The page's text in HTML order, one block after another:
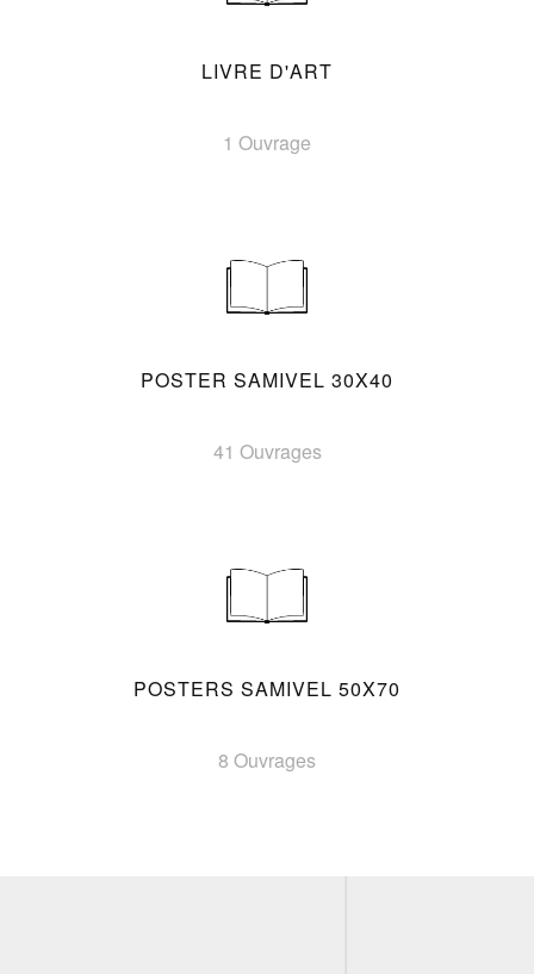
LIVRE D'ART
1 Ouvrage
POSTER SAMIVEL 30X40
41 Ouvrages
POSTERS SAMIVEL 50X70
8 Ouvrages